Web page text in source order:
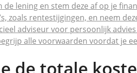
lening en stem deze af op je
zoals rentestijgingen, en neem
adviseur voor persoonlijk
alle voorwaarden voordat je
de totale